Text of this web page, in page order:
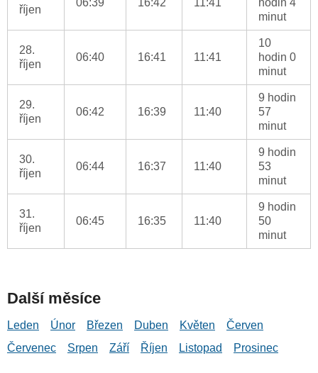
říjen
06:39 16:42 11:41
hodin 4
minut
28.
říjen
06:40 16:41 11:41
10
hodin 0
minut
29.
říjen
06:42 16:39 11:40
9 hodin
57
minut
30.
říjen
06:44 16:37 11:40
9 hodin
53
minut
31.
říjen
06:45 16:35 11:40
9 hodin
50
minut
Další měsíce
Leden Únor Březen Duben Květen
Červen
Červenec
Srpen Září Říjen Listopad Prosinec